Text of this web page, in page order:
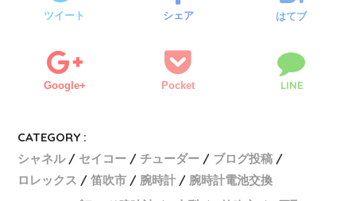
ツイート シェア はてブ
Google+ Pocket LINE
CATEGORY :
シャネル
セイコー チューダー
ブログ投稿
ロレックス
笛吹市 腕時計
腕時計電池交換